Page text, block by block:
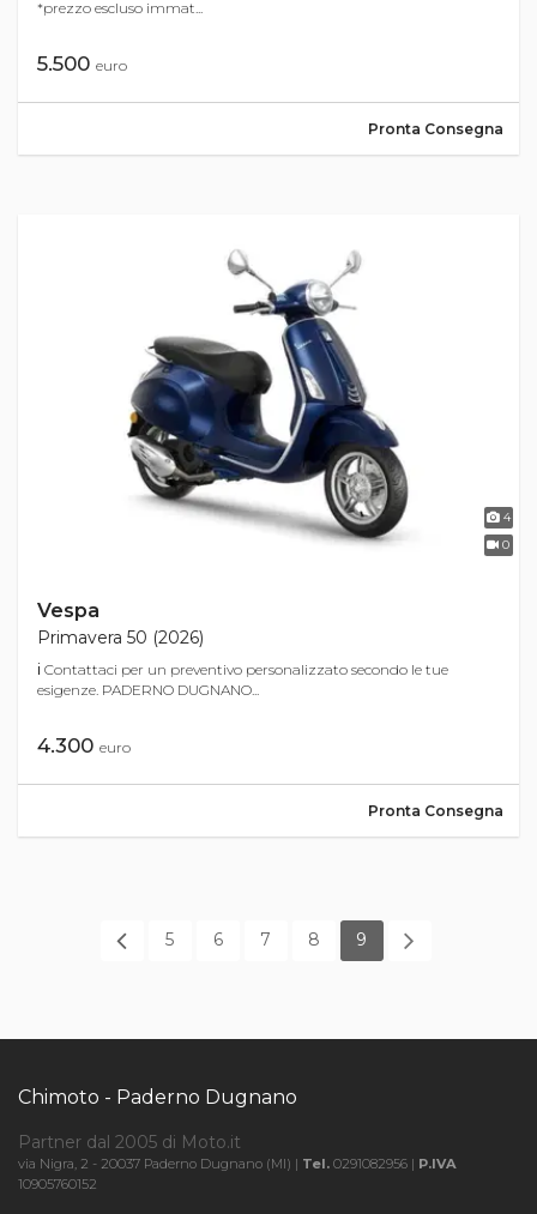
*prezzo escluso immat...
5.500 euro
Pronta Consegna
4
0
Vespa
Primavera 50 (2026)
ℹ Contattaci per un preventivo personalizzato secondo le tue
esigenze. PADERNO DUGNANO...
4.300 euro
Pronta Consegna
5 6 7 8 9
Chimoto - Paderno Dugnano
Partner dal 2005 di Moto.it
via Nigra, 2 - 20037 Paderno Dugnano (MI) | Tel. 0291082956 | P.IVA
10905760152